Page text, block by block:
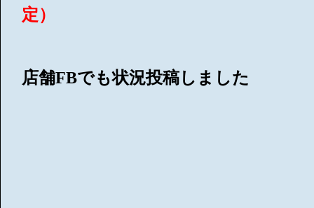
定）
店舗FBでも状況投稿しました